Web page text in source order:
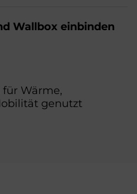
Wall­box ein­bin­den
Wärme,
genutzt